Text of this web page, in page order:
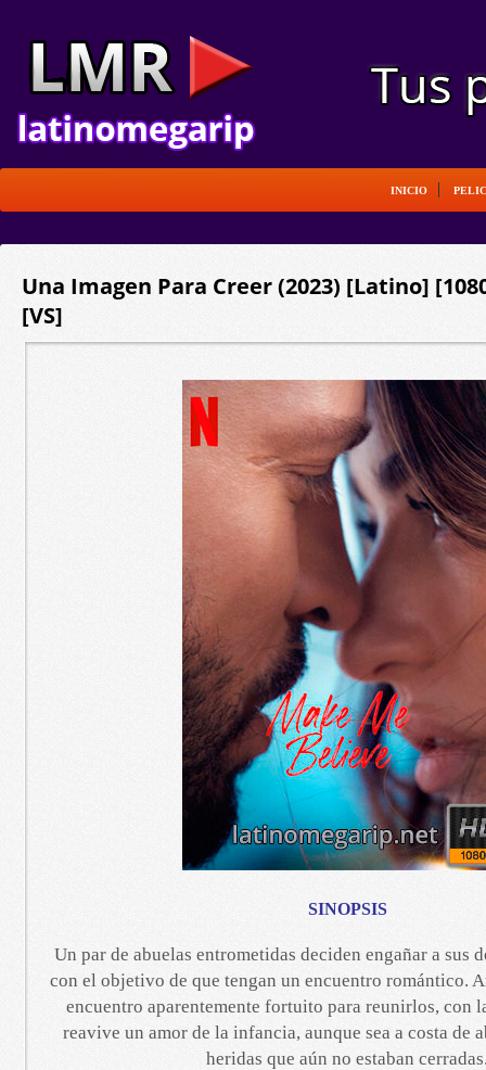
INICIO
Una Imagen Para Creer (2023) [Latino]
[VS]
SINOPSIS
Un par de abuelas entrometidas deciden engañar a sus
con el objetivo de que tengan un encuentro romántico.
encuentro aparentemente fortuito para reunirlos, con
reavive un amor de la infancia, aunque sea a costa de
heridas que aún no estaban